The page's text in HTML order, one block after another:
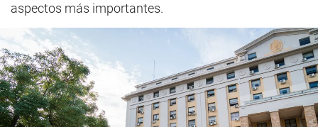
aspectos más importantes.